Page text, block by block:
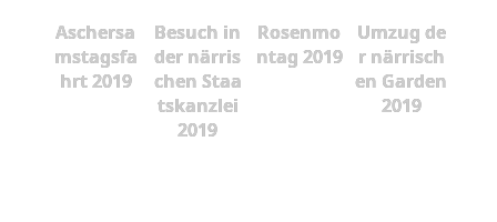
Aschersa
mstagsfa
hrt 2019
Besuch in
der närris
chen Staa
tskanzlei
2019
Rosenmo
ntag 2019
Umzug de
r närrisch
en Garden
2019